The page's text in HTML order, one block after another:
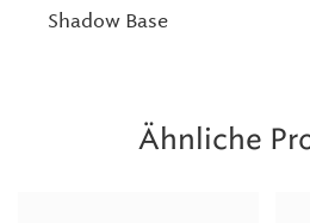
Shadow Base
Ähnliche